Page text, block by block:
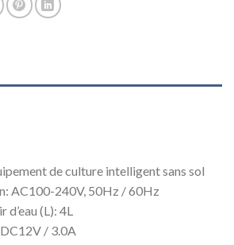
de culture intelligent sans sol
AC100-240V, 50Hz / 60Hz
d’eau (L): 4L
/ 3.0A